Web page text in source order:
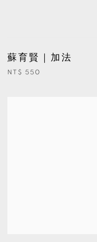
蘇育賢｜加法
NT$ 550